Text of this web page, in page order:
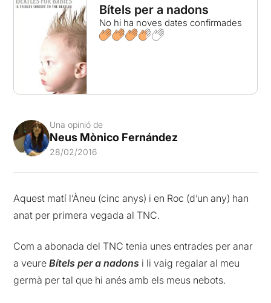
Bítels per a nadons
No hi ha noves dates confirmades
Una opinió de
Neus Mònico Fernández
28/02/2016
Aquest matí l’Àneu (cinc anys) i en Roc (d’un any) han
anat per primera vegada al TNC.
Com a abonada del TNC tenia unes entrades per anar
a veureBítels per a nadons i li vaig regalar al meu
germà per tal que hi anés amb els meus nebots.